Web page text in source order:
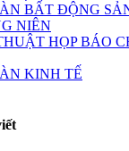
BẤT ĐỘNG
NIÊN
HỌP BÁO
KINH TẾ